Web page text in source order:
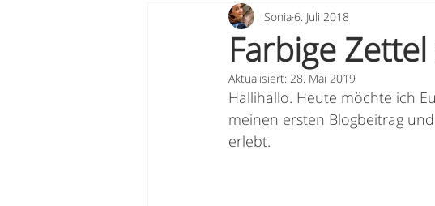
Tipps&Tricks
Farbige
Sonia 6. Juli 2018
Aktualisiert: 28. Mai 2019
Hallihallo. Heute möchte ich
meinen ersten Blogbeitrag
erlebt.